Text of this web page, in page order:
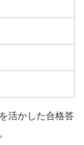
活かした合格答